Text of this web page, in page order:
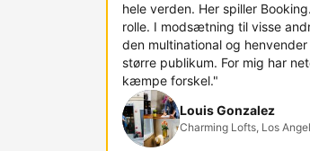
hele verden. Her spiller
rolle. I modsætning til visse
den multinational og
større publikum. For mig har
kæmpe forskel."
Louis Gonzalez
Charming Lofts, Los